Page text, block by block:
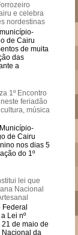
e celebra
nordestinas
de Cairu
de muita
das
a
1º Encontro
feriadão
música
de Cairu
nos dias 5
do 1º
lei que
Nacional
Federal
Lei nº
21 de maio de
Nacional da